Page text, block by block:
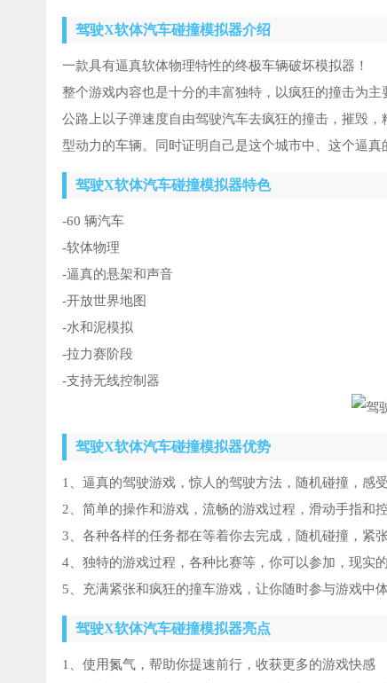
驾驶X软体汽车碰撞模拟器介绍
一款具有逼真软体物理特性的终极车辆破坏模拟器！
整个游戏内容也是十分的丰富独特，以疯狂的撞击为
公路上以子弹速度自由驾驶汽车去疯狂的撞击，摧毁
型动力的车辆。同时证明自己是这个城市中、这个逼
驾驶X软体汽车碰撞模拟器特色
-60 辆汽车
-软体物理
-逼真的悬架和声音
-开放世界地图
-水和泥模拟
-拉力赛阶段
-支持无线控制器
驾驶X软体汽车碰撞模拟器优势
1、逼真的驾驶游戏，惊人的驾驶方法，随机碰撞，感
2、简单的操作和游戏，流畅的游戏过程，滑动手指和
3、各种各样的任务都在等着你去完成，随机碰撞，紧
4、独特的游戏过程，各种比赛等，你可以参加，现实
5、充满紧张和疯狂的撞车游戏，让你随时参与游戏中
驾驶X软体汽车碰撞模拟器亮点
1、使用氮气，帮助你提速前行，收获更多的游戏快感